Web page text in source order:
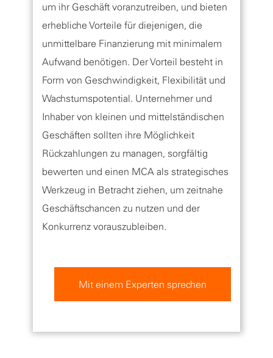
um ihr Geschäft voranzutreiben, und bieten
erhebliche Vorteile für diejenigen, die
unmittelbare Finanzierung mit minimalem
Aufwand benötigen. Der Vorteil besteht in
Form von Geschwindigkeit, Flexibilität und
Wachstumspotential. Unternehmer und
Inhaber von kleinen und mittelständischen
Geschäften sollten ihre Möglichkeit
Rückzahlungen zu managen, sorgfältig
bewerten und einen MCA als strategisches
Werkzeug in Betracht ziehen, um zeitnahe
Geschäftschancen zu nutzen und der
Konkurrenz vorauszubleiben.
Mit einem Experten sprechen